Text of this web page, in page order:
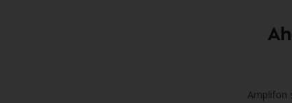
Amplifon